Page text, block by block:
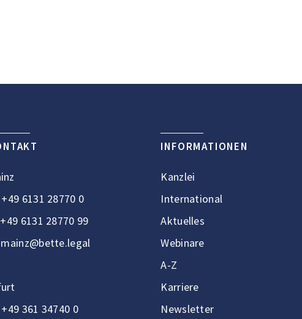
+49 6131 28770 0
+49 6131 28770 99
mainz@bette.legal
+49 361 34740 0
INFORMATIONEN
Kanzlei
International
Aktuelles
Webinare
A-Z
Karriere
Newsletter